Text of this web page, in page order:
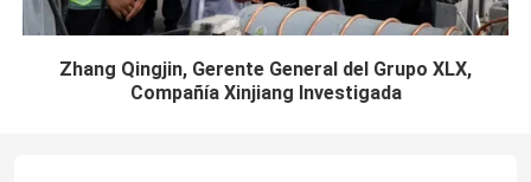
Zhang Qingjin, Gerente General del Grupo XLX,
Compañía Xinjiang Investigada